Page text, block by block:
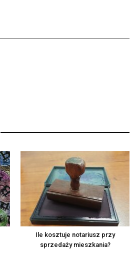
Ile kosztuje notariusz przy
sprzedaży mieszkania?